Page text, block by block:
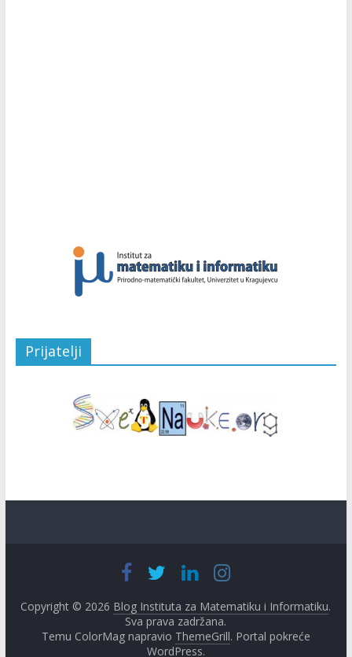
Prijatelji
Copyright © 2026 Blog Instituta za Matematiku i Informatiku.
Sva prava zadržana.
Temu ColorMag napravio ThemeGrill. Portal pokreće
WordPress.